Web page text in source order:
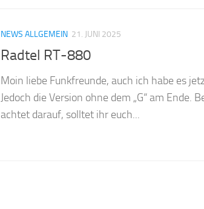
NEWS ALLGEMEIN 21. JUNI 2025
Radtel RT-880
Moin liebe Funkfreunde, auch ich habe es
Jedoch die Version ohne dem „G“ am Ende.
achtet darauf, solltet ihr euch...